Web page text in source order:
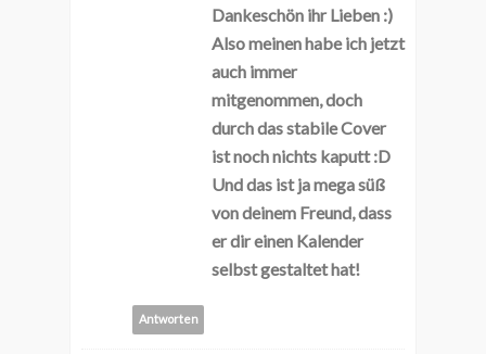
Dankeschön ihr Lieben :)
Also meinen habe ich jetzt
auch immer
mitgenommen, doch
durch das stabile Cover
ist noch nichts kaputt :D
Und das ist ja mega süß
von deinem Freund, dass
er dir einen Kalender
selbst gestaltet hat!
Antworten